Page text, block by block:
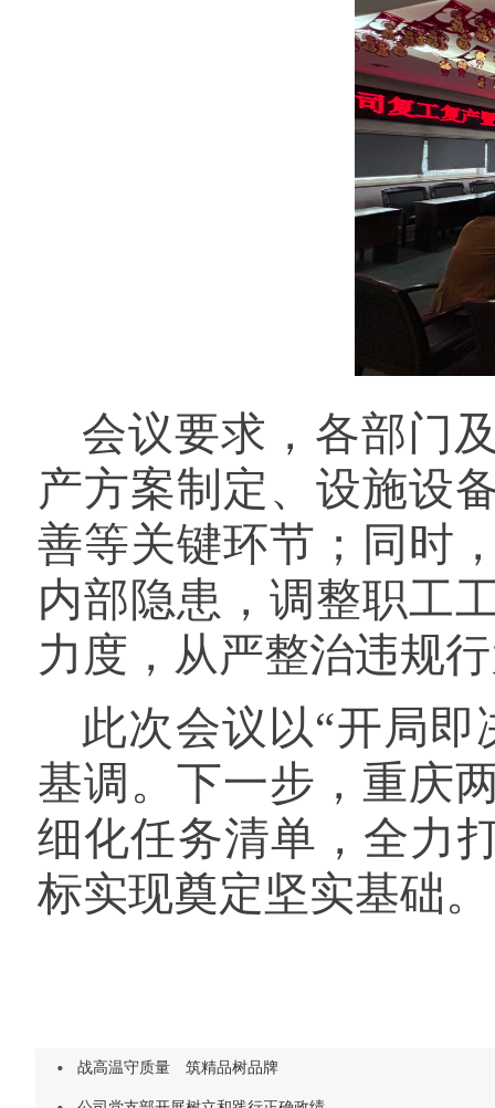
会议要求，各部门
产方案制定、设施设
善等关键环节；同时
内部隐患，调整职工
力度，从严整治违规
此次会议以“开局即
基调。下一步，重庆
细化任务清单，全力
标实现奠定坚实基础。
战高温守质量 筑精品树品牌